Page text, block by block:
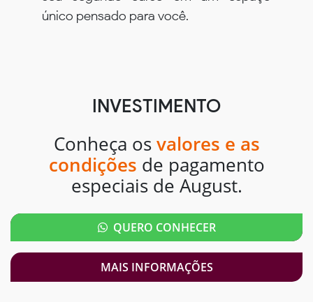
único pensado para você.
INVESTIMENTO
Conheça os valores e as
condições de pagamento
especiais de August.
QUERO CONHECER
MAIS INFORMAÇÕES